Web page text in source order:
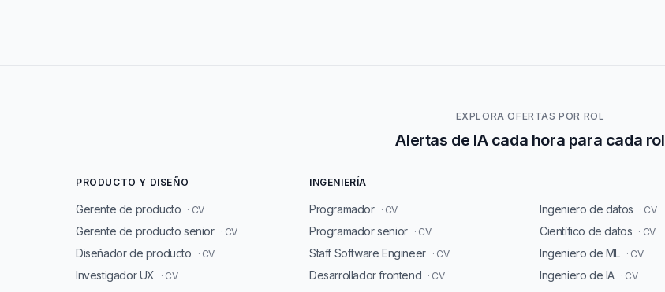
EXPLORA OFERTAS POR ROL
Alertas de IA cada hora para cada rol
PRODUCTO Y DISEÑO
Gerente de producto · CV
Gerente de producto senior · CV
Diseñador de producto · CV
Investigador UX · CV
INGENIERÍA
Programador · CV
Programador senior · CV
Staff Software Engineer · CV
Desarrollador frontend · CV
Ingeniero de datos · CV
Científico de datos · CV
Ingeniero de ML · CV
Ingeniero de IA · CV